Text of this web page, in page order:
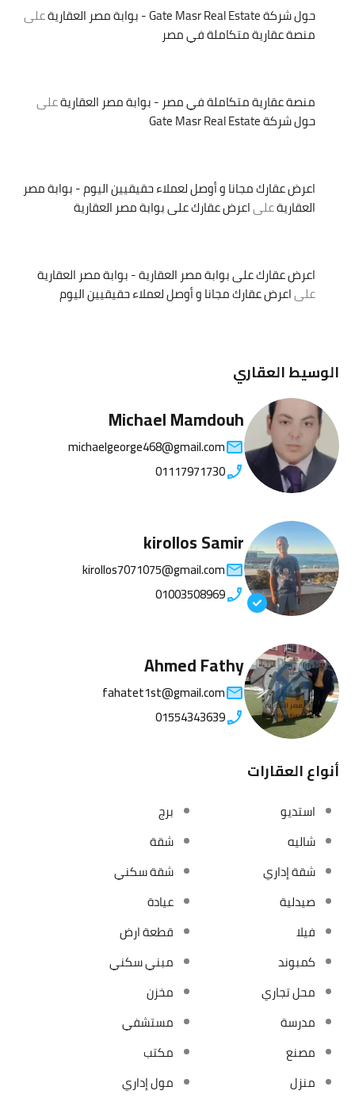
حول شركة Gate Masr Real Estate - بوابة مصر العقارية
على
منصة عقارية متكاملة في مصر
منصة عقارية متكاملة في مصر - بوابة مصر العقاريةعلى
حول شركة Gate Masr Real Estate
اعرض عقارك مجانا و أوصل لعملاء حقيقيين اليوم - بوابة مصر
العقاريةعلىاعرض عقارك على بوابة مصر العقارية
اعرض عقارك على بوابة مصر العقارية - بوابة مصر العقارية
علىاعرض عقارك مجانا و أوصل لعملاء حقيقيين اليوم
الوسيط العقاري
Michael Mamdouh
michaelgeorge468@gmail.com
01117971730
kirollos Samir
kirollos7071075@gmail.com
01003508969
Ahmed Fathy
fahatet1st@gmail.com
01554343639
أنواع العقارات
استديو
برج
شاليه
شقة
شقة إداري
شقة سكني
صيدلية
عيادة
فيلا
قطعة ارض
كمبوند
مبني سكني
محل تجاري
مخزن
مدرسة
مستشفي
مصنع
مكتب
منزل
مول إداري